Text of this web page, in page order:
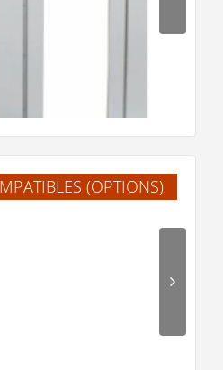
(OPTIONS)